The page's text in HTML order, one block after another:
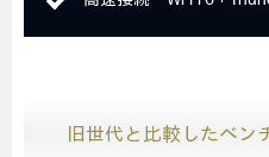
旧世代と比較したベン